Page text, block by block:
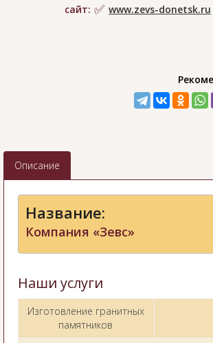
сайт: www.zevs-donetsk.ru
Описание
Название:
Компания «Зевс»
Наши услуги
Изготовление гранитных
памятников